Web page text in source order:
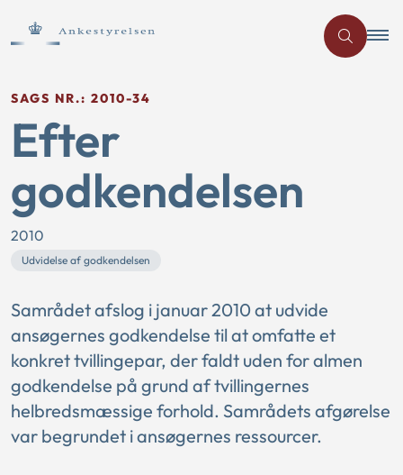
SAGS NR.: 2010-34
Efter
godkendelsen
2010
Udvidelse af godkendelsen
Samrådet afslog i januar 2010 at udvide
ansøgernes godkendelse til at omfatte et
konkret tvillingepar, der faldt uden for almen
godkendelse på grund af tvillingernes
helbredsmæssige forhold. Samrådets afgørelse
var begrundet i ansøgernes ressourcer.